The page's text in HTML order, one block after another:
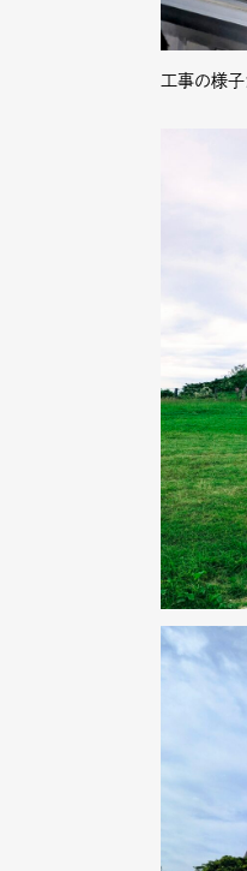
工事の様